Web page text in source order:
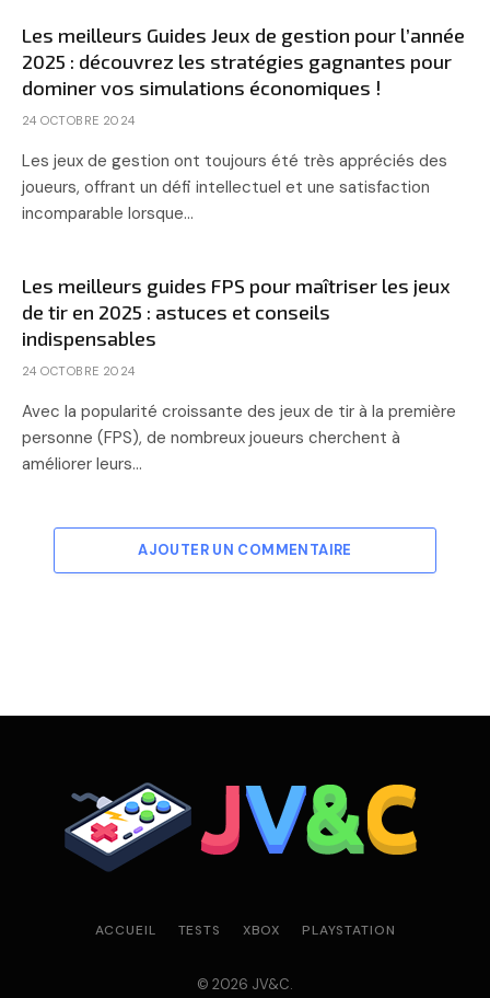
Les meilleurs Guides Jeux de gestion pour l’année
2025 : découvrez les stratégies gagnantes pour
dominer vos simulations économiques !
24 OCTOBRE 2024
Les jeux de gestion ont toujours été très appréciés des
joueurs, offrant un défi intellectuel et une satisfaction
incomparable lorsque…
Les meilleurs guides FPS pour maîtriser les jeux
de tir en 2025 : astuces et conseils
indispensables
24 OCTOBRE 2024
Avec la popularité croissante des jeux de tir à la première
personne (FPS), de nombreux joueurs cherchent à
améliorer leurs…
AJOUTER UN COMMENTAIRE
ACCUEIL TESTS XBOX PLAYSTATION
© 2026 JV&C.